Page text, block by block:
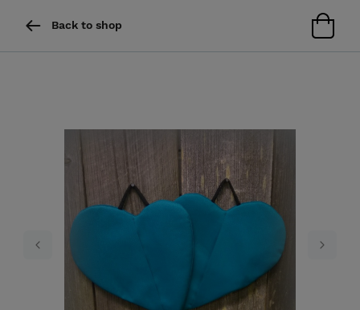
Back to shop
Previous Next